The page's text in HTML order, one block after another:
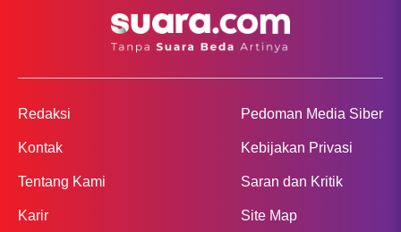
Redaksi
Kontak
Tentang Kami
Karir
Pedoman Media Siber
Kebijakan Privasi
Saran dan Kritik
Site Map